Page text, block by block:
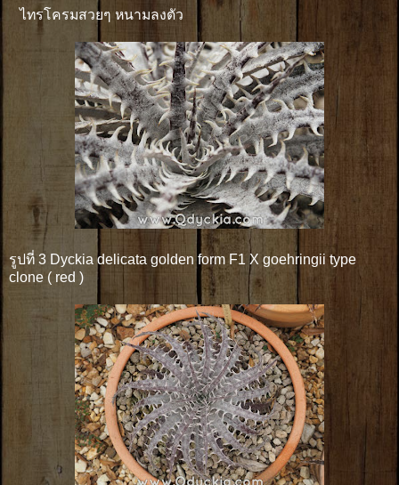
ไทรโครมสวยๆ หนามลงตัว
รูปที่ 3 Dyckia delicata golden form F1 X goehringii type
clone ( red )